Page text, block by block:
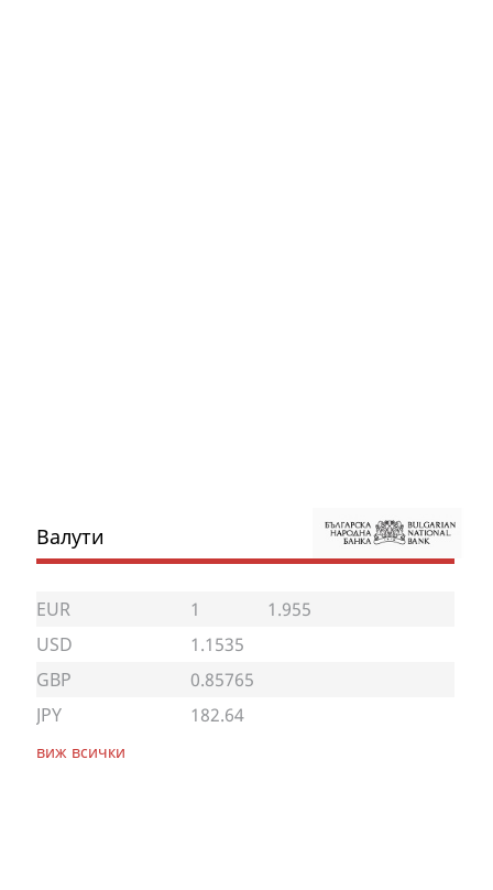
Валути
EUR 1
1.955
USD
1.1535
GBP
0.85765
JPY
182.64
виж всички